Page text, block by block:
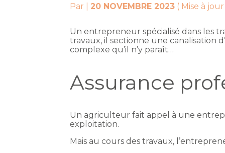
Par 20 NOVEMBRE 2023 ( Mise à
Un entrepreneur spécialisé dans les
travaux, il sectionne une canalisation
complexe qu’il n’y paraît…
Assurance
Un agriculteur fait appel à une
exploitation.
Mais au cours des travaux,